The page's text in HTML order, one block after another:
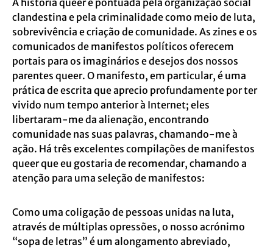
A história queer é pontuada pela organização social
clandestina e pela criminalidade como meio de luta,
sobrevivência e criação de comunidade. As zines e os
comunicados de manifestos políticos oferecem
portais para os imaginários e desejos dos nossos
parentes queer. O manifesto, em particular, é uma
prática de escrita que aprecio profundamente por ter
vivido num tempo anterior à Internet; eles
libertaram-me da alienação, encontrando
comunidade nas suas palavras, chamando-me à
ação. Há três excelentes compilações de manifestos
queer que eu gostaria de recomendar, chamando a
atenção para uma seleção de manifestos:
Como uma coligação de pessoas unidas na luta,
através de múltiplas opressões, o nosso acrónimo
“sopa de letras” é um alongamento abreviado,